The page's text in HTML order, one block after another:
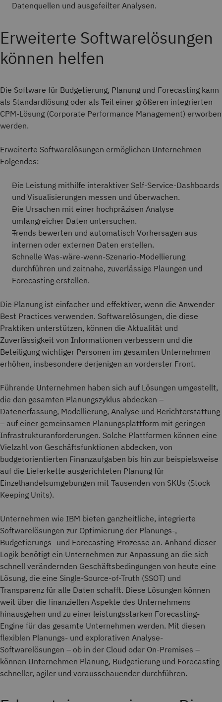
Datenquellen und ausgefeilter Analysen.
Erweiterte Softwarelösungen
können helfen
Die Software für Budgetierung, Planung und Forecasting kann
als Standardlösung oder als Teil einer größeren integrierten
CPM-Lösung (Corporate Performance Management) erworben
werden.
Erweiterte Softwarelösungen ermöglichen Unternehmen
Folgendes:
Die Leistung mithilfe interaktiver Self-Service-Dashboards
und Visualisierungen messen und überwachen.
Die Ursachen mit einer hochpräzisen Analyse
umfangreicher Daten untersuchen.
Trends bewerten und automatisch Vorhersagen aus
internen oder externen Daten erstellen.
Schnelle Was-wäre-wenn-Szenario-Modellierung
durchführen und zeitnahe, zuverlässige Plaungen und
Forecasting erstellen.
Die Planung ist einfacher und effektiver, wenn die Anwender
Best Practices verwenden. Softwarelösungen, die diese
Praktiken unterstützen, können die Aktualität und
Zuverlässigkeit von Informationen verbessern und die
Beteiligung wichtiger Personen im gesamten Unternehmen
erhöhen, insbesondere derjenigen an vorderster Front.
Führende Unternehmen haben sich auf Lösungen umgestellt,
die den gesamten Planungszyklus abdecken –
Datenerfassung, Modellierung, Analyse und Berichterstattung
– auf einer gemeinsamen Planungsplattform mit geringen
Infrastrukturanforderungen. Solche Plattformen können eine
Vielzahl von Geschäftsfunktionen abdecken, von
budgetorientierten Finanzaufgaben bis hin zur beispielsweise
auf die Lieferkette ausgerichteten Planung für
Einzelhandelsumgebungen mit Tausenden von SKUs (Stock
Keeping Units).
Unternehmen wie IBM bieten ganzheitliche, integrierte
Softwarelösungen zur Optimierung der Planungs-,
Budgetierungs- und Forecasting-Prozesse an. Anhand dieser
Logik benötigt ein Unternehmen zur Anpassung an die sich
schnell verändernden Geschäftsbedingungen von heute eine
Lösung, die eine Single-Source-of-Truth (SSOT) und
Transparenz für alle Daten schafft. Diese Lösungen können
weit über die finanziellen Aspekte des Unternehmens
hinausgehen und zu einer leistungsstarken Forecasting-
Engine für das gesamte Unternehmen werden. Mit diesen
flexiblen Planungs- und explorativen Analyse-
Softwarelösungen – ob in der Cloud oder On-Premises –
können Unternehmen Planung, Budgetierung und Forecasting
schneller, agiler und vorausschauender durchführen.